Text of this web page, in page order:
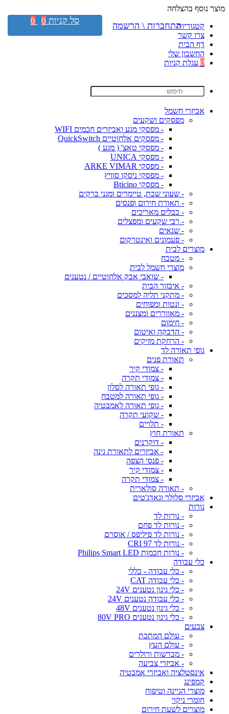
מוצר נוסף בהצלחה
קטגוריות
צרו קשר
דף הבית
החשבון שלי
0 עגלת קניות
אביזרי חשמל
מפסקים ושקעים
- מפסקי מגע ואביזרים חכמים WIFI
- מפסקים אלחוטיים QuickSwitch
- מפסקי טאצ' ( מגע )
- מפסקי UNICA
- מפסקי ARKE VIMAR
- מפסקי ניסקו סוויץ
- מפסקי Bticino
- שעוני שבת, טיימרים ומגני ברקים
- תאורת חירום ופנסים
- כבלים מאריכים
- רבי שקעים ומפצלים
- שנאים
- פעמונים ואינטרקום
מוצרים לבית
- מטבח
מוצרי חשמל לבית
- שואבי אבק אלחוטיים / נטענים
- איבזור הבית
- מתקני תליה למסכים
- ונטות ומפוחים
- מאווררים ומצננים
- חימום
- הדבקה ואיטום
- הרחקת מזיקים
גופי תאורה לד
תאורת פנים
- צמודי קיר
- צמודי תקרה
- גופי תאורה לסלון
- גופי תאורה למטבח
- גופי תאורה לאמבטיה
- שקועי תקרה
- תלויים
תאורת חוץ
- דוקרנים
- אביזרים לתאורת גינה
- פנסי הצפה
- צמודי קיר
- צמודי תקרה
- תאורה סולארית
אביזרי סלולר וגאדג'טים
נורות
- נורות לד
- נורות לד פחם
- נורות לד פיליפס / אוסרם
- נורות לד CRI 97
- נורות חכמות Philips Smart LED
כלי עבודה
- כלי עבודה - כללי
- כלי עבודה CAT
- כלי גינון נטענים 24V
- כלי עבודה נטענים 24V
- כלי גינון נטענים 48V
- כלי גינון נטענים 80V PRO
צבעים
- עולם המתכת
- עולם העץ
- מברשות ורולרים
- אביזרי צביעה
אינסטלציה ואביזרי אמבטיה
קמפינג
מוצרי הגיינה וטיפוח
חומרי ניקוי
מוצרים לשעת חירום
התחברות \ הרשמה סל קניות 0
0